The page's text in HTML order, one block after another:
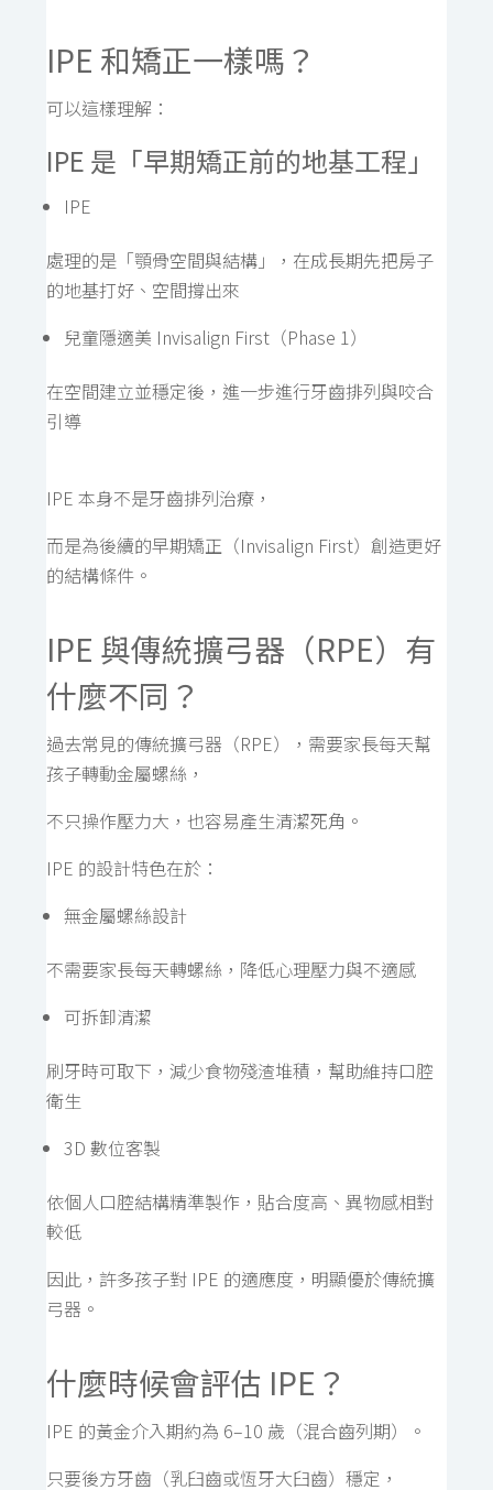
IPE 和矯正一樣嗎？
可以這樣理解：
IPE 是「早期矯正前的地基工程」
IPE
處理的是「顎骨空間與結構」，在成長期先把房子
的地基打好、空間撐出來
兒童隱適美 Invisalign First（Phase 1）
在空間建立並穩定後，進一步進行牙齒排列與咬合
引導
IPE 本身不是牙齒排列治療，
而是為後續的早期矯正（Invisalign First）創造更好
的結構條件。
IPE 與傳統擴弓器（RPE）有
什麼不同？
過去常見的傳統擴弓器（RPE），需要家長每天幫
孩子轉動金屬螺絲，
不只操作壓力大，也容易產生清潔死角。
IPE 的設計特色在於：
無金屬螺絲設計
不需要家長每天轉螺絲，降低心理壓力與不適感
可拆卸清潔
刷牙時可取下，減少食物殘渣堆積，幫助維持口腔
衛生
3D 數位客製
依個人口腔結構精準製作，貼合度高、異物感相對
較低
因此，許多孩子對 IPE 的適應度，明顯優於傳統擴
弓器。
什麼時候會評估 IPE？
IPE 的黃金介入期約為 6–10 歲（混合齒列期）。
只要後方牙齒（乳臼齒或恆牙大臼齒）穩定，